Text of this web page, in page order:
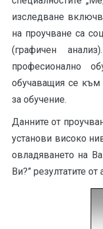
изследване
на проучване са
(графичен
професионално
обучаващия се към
за обучение.
Данните от
установи високо
овладяването на
Ви?” резултатите